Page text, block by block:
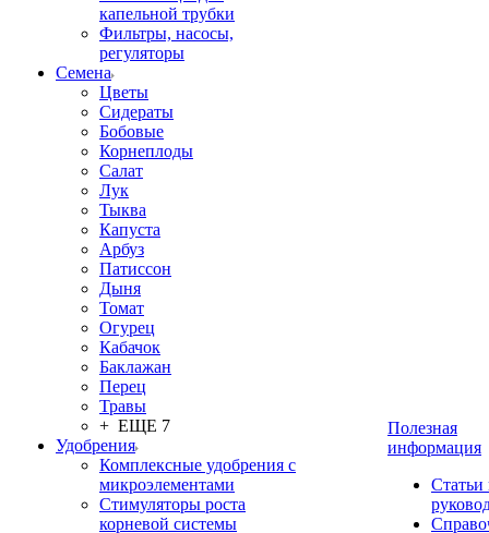
капельной трубки
Фильтры, насосы,
регуляторы
Семена
Цветы
Сидераты
Бобовые
Корнеплоды
Салат
Лук
Тыква
Капуста
Арбуз
Патиссон
Дыня
Томат
Огурец
Кабачок
Баклажан
Перец
Травы
+ ЕЩЕ 7
Удобрения
Комплексные удобрения с
микроэлементами
Стимуляторы роста
корневой системы
Полезная
информация
Статьи